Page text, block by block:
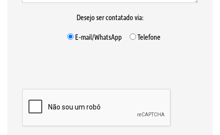
Desejo ser contatado via:
E-mail/WhatsApp
Telefone